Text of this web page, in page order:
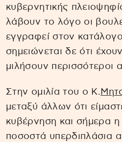
κυβερνητικής
λάβουν το λόγο οι
εγγραφεί στον
σημειώνεται δε ότι
μιλήσουν περισσότεροι
Στην ομιλία του ο Κ.
μεταξύ άλλων ότι
κυβέρνηση και σήμερα
ποσοστά υπερδιπλάσια